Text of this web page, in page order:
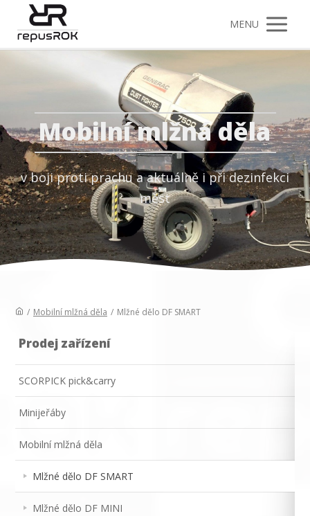
MENU
Mobilní mlžná děla
v boji proti prachu a aktuálně i při dezinfekci
měst
/ Mobilní mlžná děla / Mlžné dělo DF SMART
Prodej zařízení
SCORPICK pick&carry
Minijeřáby
Mobilní mlžná děla
Mlžné dělo DF SMART
Mlžné dělo DF MINI